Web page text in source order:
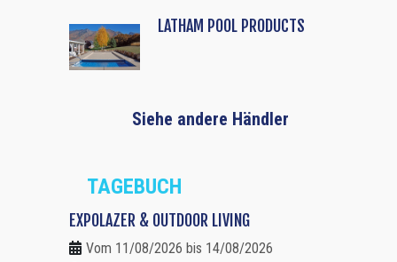
LATHAM POOL PRODUCTS
Siehe andere Händler
TAGEBUCH
EXPOLAZER & OUTDOOR LIVING
Vom 11/08/2026 bis 14/08/2026